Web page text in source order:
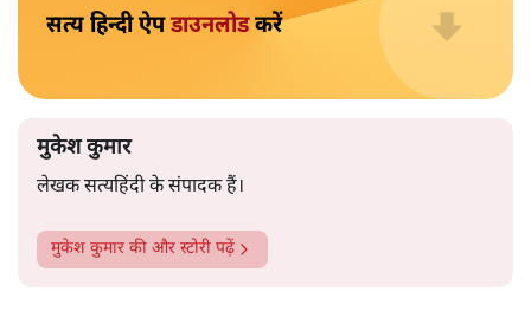
आप हैरान हुए या नहीं। पीएम मोदी और अमित शाह के खिलाफ
जेएनयू में जब कब्र खुदने वाले आपत्तिजनक नारे लगे तो फौरन
एफआईआर दर्ज की गई। छात्रों को देशद्रोही कहा गया। वैसे ही नारे
अब सवर्ण प्रदर्शनकारी पूरे देश में लगा रहे हैं तो चुप्पी है। कोई संज्ञान